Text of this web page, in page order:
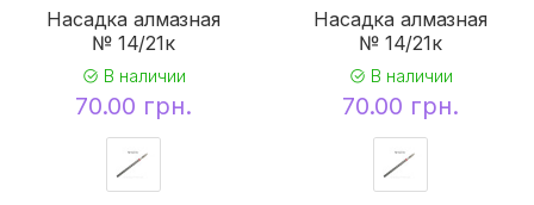
Насадка алмазная
№ 14/21к
В наличии
70.00 грн.
Насадка алмазная
№ 14/21к
В наличии
70.00 грн.